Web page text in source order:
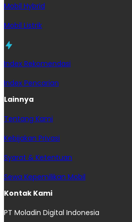
Mobil Hybrid
Mobil Listrik
Index Rekomendasi
Index Pencarian
Lainnya
Tentang Kami
Kebijakan Privasi
Syarat & Ketentuan
Sewa Kepemilikan Mobil
Kontak Kami
PT Moladin Digital Indonesia